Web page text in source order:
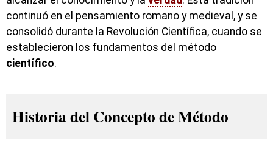
continuó en el pensamiento romano y medieval, y se
consolidó durante la Revolución Científica, cuando se
establecieron los fundamentos del método
científico.
Historia del Concepto de Método